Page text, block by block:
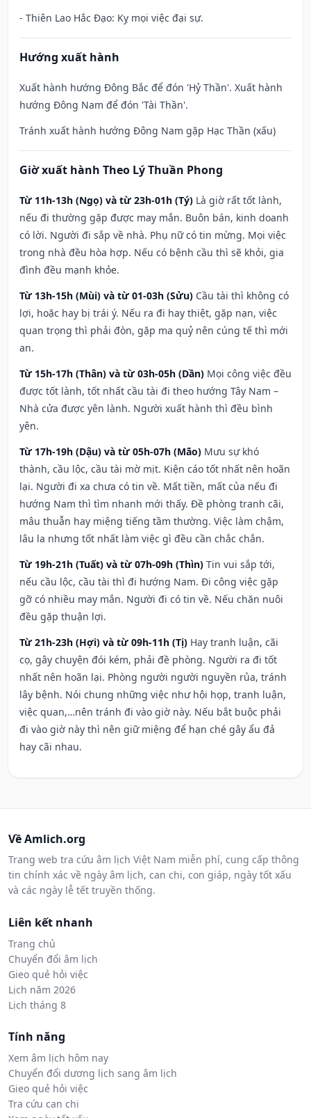
- Thiên Lao Hắc Đạo: Kỵ mọi việc đại sự.
Hướng xuất hành
Xuất hành hướng Đông Bắc để đón 'Hỷ Thần'. Xuất hành
hướng Đông Nam để đón 'Tài Thần'.
Tránh xuất hành hướng Đông Nam gặp Hạc Thần (xấu)
Giờ xuất hành Theo Lý Thuần Phong
Từ 11h-13h (Ngọ) và từ 23h-01h (Tý) Là giờ rất tốt lành,
nếu đi thường gặp được may mắn. Buôn bán, kinh doanh
có lời. Người đi sắp về nhà. Phụ nữ có tin mừng. Mọi việc
trong nhà đều hòa hợp. Nếu có bệnh cầu thì sẽ khỏi, gia
đình đều mạnh khỏe.
Từ 13h-15h (Mùi) và từ 01-03h (Sửu) Cầu tài thì không có
lợi, hoặc hay bị trái ý. Nếu ra đi hay thiệt, gặp nạn, việc
quan trọng thì phải đòn, gặp ma quỷ nên cúng tế thì mới
an.
Từ 15h-17h (Thân) và từ 03h-05h (Dần) Mọi công việc đều
được tốt lành, tốt nhất cầu tài đi theo hướng Tây Nam –
Nhà cửa được yên lành. Người xuất hành thì đều bình
yên.
Từ 17h-19h (Dậu) và từ 05h-07h (Mão) Mưu sự khó
thành, cầu lộc, cầu tài mờ mịt. Kiện cáo tốt nhất nên hoãn
lại. Người đi xa chưa có tin về. Mất tiền, mất của nếu đi
hướng Nam thì tìm nhanh mới thấy. Đề phòng tranh cãi,
mâu thuẫn hay miệng tiếng tầm thường. Việc làm chậm,
lâu la nhưng tốt nhất làm việc gì đều cần chắc chắn.
Từ 19h-21h (Tuất) và từ 07h-09h (Thìn) Tin vui sắp tới,
nếu cầu lộc, cầu tài thì đi hướng Nam. Đi công việc gặp
gỡ có nhiều may mắn. Người đi có tin về. Nếu chăn nuôi
đều gặp thuận lợi.
Từ 21h-23h (Hợi) và từ 09h-11h (Tị) Hay tranh luận, cãi
cọ, gây chuyện đói kém, phải đề phòng. Người ra đi tốt
nhất nên hoãn lại. Phòng người người nguyền rủa, tránh
lây bệnh. Nói chung những việc như hội họp, tranh luận,
việc quan,…nên tránh đi vào giờ này. Nếu bắt buộc phải
đi vào giờ này thì nên giữ miệng để hạn ché gây ẩu đả
hay cãi nhau.
Về Amlich.org
Trang web tra cứu âm lịch Việt Nam miễn phí, cung cấp thông
tin chính xác về ngày âm lịch, can chi, con giáp, ngày tốt xấu
và các ngày lễ tết truyền thống.
Liên kết nhanh
Trang chủ
Chuyển đổi âm lịch
Gieo quẻ hỏi việc
Lịch năm 2026
Lịch tháng 8
Tính năng
Xem âm lịch hôm nay
Chuyển đổi dương lịch sang âm lịch
Gieo quẻ hỏi việc
Tra cứu can chi